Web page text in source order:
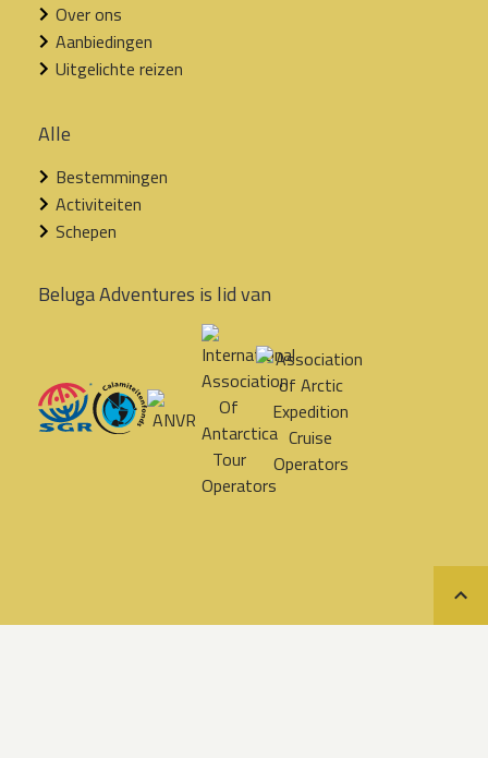
Over ons
Aanbiedingen
Uitgelichte reizen
Alle
Bestemmingen
Activiteiten
Schepen
Beluga Adventures is lid van